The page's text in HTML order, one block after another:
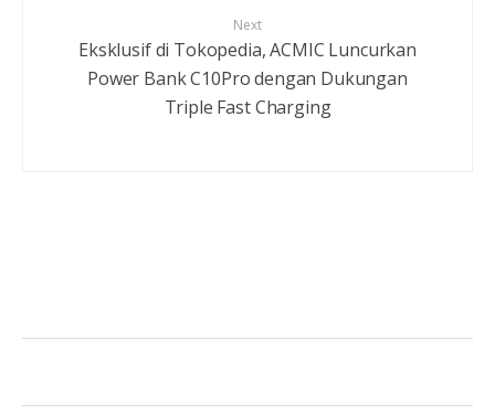
Next
Eksklusif di Tokopedia, ACMIC Luncurkan
Power Bank C10Pro dengan Dukungan
Triple Fast Charging